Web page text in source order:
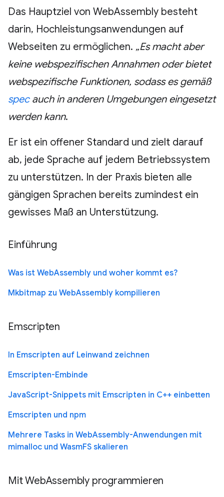
Das Hauptziel von WebAssembly besteht
darin, Hochleistungsanwendungen auf
Webseiten zu ermöglichen. „Es macht aber
keine webspezifischen Annahmen oder bietet
webspezifische Funktionen, sodass es gemäß
specauch in anderen Umgebungen eingesetzt
werden kann.
Er ist ein offener Standard und zielt darauf
ab, jede Sprache auf jedem Betriebssystem
zu unterstützen. In der Praxis bieten alle
gängigen Sprachen bereits zumindest ein
gewisses Maß an Unterstützung.
Einführung
Was ist WebAssembly und woher kommt es?
Mkbitmap zu WebAssembly kompilieren
Emscripten
In Emscripten auf Leinwand zeichnen
Emscripten-Embinde
JavaScript-Snippets mit Emscripten in C++ einbetten
Emscripten und npm
Mehrere Tasks in WebAssembly-Anwendungen mit
mimalloc und WasmFS skalieren
Mit WebAssembly programmieren